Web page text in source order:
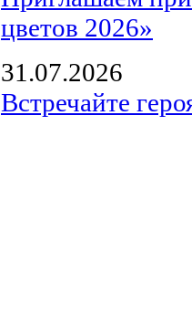
цветов 2026»
31.07.2026
Встречайте